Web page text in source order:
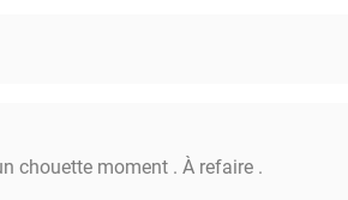
chouette moment . À refaire .